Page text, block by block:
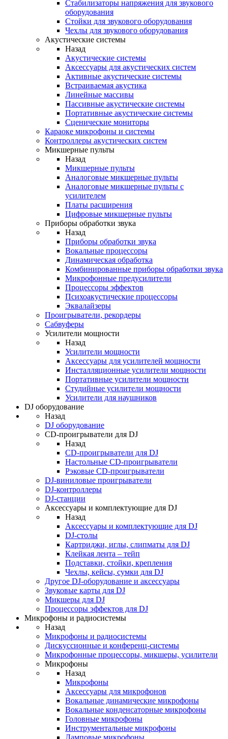
Стабилизаторы напряжения для звукового
оборудования
Стойки для звукового оборудования
Чехлы для звукового оборудования
Акустические системы
Назад
Акустические системы
Аксессуары для акустических систем
Активные акустические системы
Встраиваемая акустика
Линейные массивы
Пассивные акустические системы
Портативные акустические системы
Сценические мониторы
Караоке микрофоны и системы
Контроллеры акустических систем
Микшерные пульты
Назад
Микшерные пульты
Аналоговые микшерные пульты
Аналоговые микшерные пульты с
усилителем
Платы расширения
Цифровые микшерные пульты
Приборы обработки звука
Назад
Приборы обработки звука
Вокальные процессоры
Динамическая обработка
Комбинированные приборы обработки звука
Микрофонные предусилители
Процессоры эффектов
Психоакустические процессоры
Эквалайзеры
Проигрыватели, рекордеры
Сабвуферы
Усилители мощности
Назад
Усилители мощности
Аксессуары для усилителей мощности
Инсталляционные усилители мощности
Портативные усилители мощности
Студийные усилители мощности
Усилители для наушников
DJ оборудование
Назад
DJ оборудование
CD-проигрыватели для DJ
Назад
CD-проигрыватели для DJ
Настольные CD-проигрыватели
Рэковые CD-проигрыватели
DJ-виниловые проигрыватели
DJ-контроллеры
DJ-станции
Аксессуары и комплектующие для DJ
Назад
Аксессуары и комплектующие для DJ
DJ-столы
Картриджи, иглы, слипматы для DJ
Клейкая лента – тейп
Подставки, стойки, крепления
Чехлы, кейсы, сумки для DJ
Другое DJ-оборудование и аксессуары
Звуковые карты для DJ
Микшеры для DJ
Процессоры эффектов для DJ
Микрофоны и радиосистемы
Назад
Микрофоны и радиосистемы
Дискуссионные и конференц-системы
Микрофонные процессоры, микшеры, усилители
Микрофоны
Назад
Микрофоны
Аксессуары для микрофонов
Вокальные динамические микрофоны
Вокальные конденсаторные микрофоны
Головные микрофоны
Инструментальные микрофоны
Ламповые микрофоны